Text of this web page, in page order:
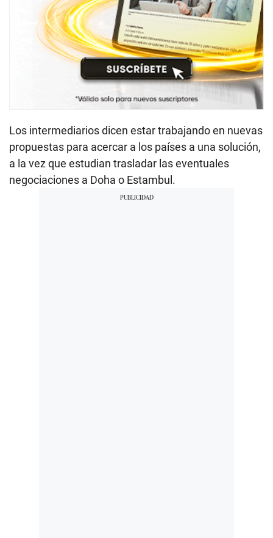
Los intermediarios dicen estar trabajando en nuevas
propuestas para acercar a los países a una solución,
a la vez que estudian trasladar las eventuales
negociaciones a Doha o Estambul.